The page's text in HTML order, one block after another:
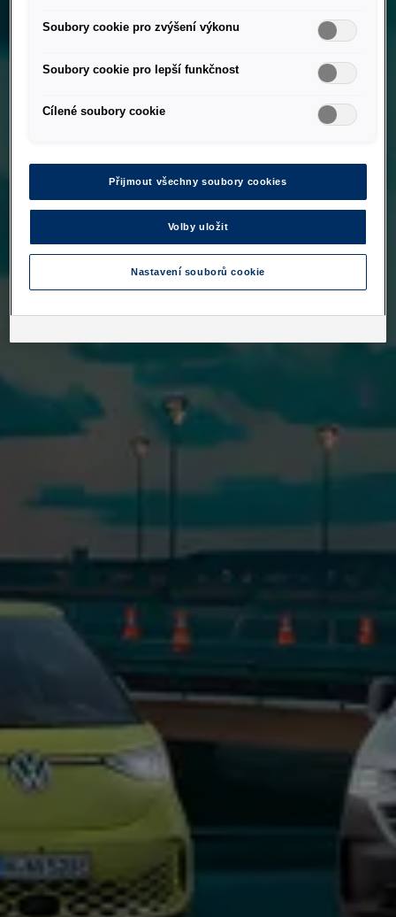
Soubory cookie pro zvýšení výkonu
Soubory cookie pro lepší funkčnost
Cílené soubory cookie
Přijmout všechny soubory cookies
Volby uložit
Nastavení souborů cookie